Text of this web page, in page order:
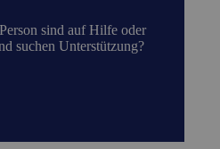
sind auf Hilfe oder
suchen Unterstützung?